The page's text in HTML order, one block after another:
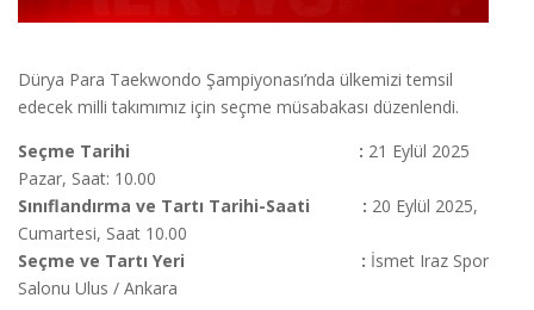
Dürya Para Taekwondo Şampiyonası’nda ülkemizi temsil
edecek milli takımımız için seçme müsabakası düzenlendi.
Seçme Tarihi : 21 Eylül 2025
Pazar, Saat: 10.00
Sınıflandırma ve Tartı Tarihi-Saati : 20 Eylül 2025,
Cumartesi, Saat 10.00
Seçme ve Tartı Yeri : İsmet Iraz Spor
Salonu Ulus / Ankara